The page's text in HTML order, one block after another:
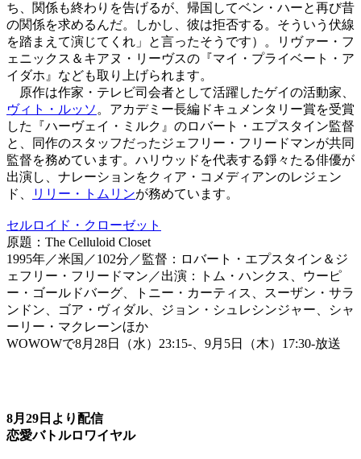
ち、関係も終わりを告げるが、帰国してベン・ハーと再び昔
の関係を求めるんだ。しかし、彼は拒否する。そういう伏線
を踏まえて演じてくれ」と言ったそうです）。リヴァー・フ
ェニックス＆キアヌ・リーヴスの『マイ・プライベート・ア
イダホ』なども取り上げられます。
原作は作家・テレビ司会者として活躍したゲイの活動家、
ヴィト・ルッソ 。アカデミー長編ドキュメンタリー賞を受賞
した『ハーヴェイ・ミルク』のロバート・エプスタイン監督
と、同作のスタッフだったジェフリー・フリードマンが共同
監督を務めています。ハリウッドを代表する錚々たる俳優が
出演し、ナレーションをクィア・コメディアンのレジェン
ド、
リリー・トムリンが務めています。
セルロイド・クローゼット
原題：The Celluloid Closet
1995年／米国／102分／監督：ロバート・エプスタイン＆ジ
ェフリー・フリードマン／出演：トム・ハンクス、ウーピ
ー・ゴールドバーグ、トニー・カーティス、スーザン・サラ
ンドン、ゴア・ヴィダル、ジョン・シュレシンジャー、シャ
ーリー・マクレーンほか
WOWOWで8月28日（水）23:15-、9月5日（木）17:30-放送
8月29日より配信
恋愛バトルロワイヤル